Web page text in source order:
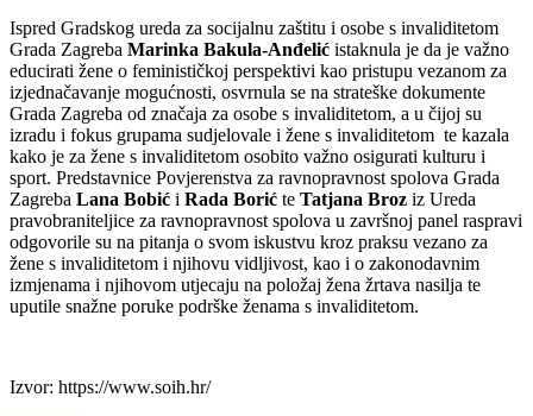
Ispred Gradskog ureda za socijalnu zaštitu i osobe s invaliditetom
Grada Zagreba Marinka Bakula-Anđelić istaknula je da je važno
educirati žene o feminističkoj perspektivi kao pristupu vezanom za
izjednačavanje mogućnosti, osvrnula se na strateške dokumente
Grada Zagreba od značaja za osobe s invaliditetom, a u čijoj su
izradu i fokus grupama sudjelovale i žene s invaliditetom te kazala
kako je za žene s invaliditetom osobito važno osigurati kulturu i
sport. Predstavnice Povjerenstva za ravnopravnost spolova Grada
Zagreba Lana Bobić i Rada Borić te Tatjana Broz iz Ureda
pravobraniteljice za ravnopravnost spolova u završnoj panel raspravi
odgovorile su na pitanja o svom iskustvu kroz praksu vezano za
žene s invaliditetom i njihovu vidljivost, kao i o zakonodavnim
izmjenama i njihovom utjecaju na položaj žena žrtava nasilja te
uputile snažne poruke podrške ženama s invaliditetom.
Izvor: https://www.soih.hr/